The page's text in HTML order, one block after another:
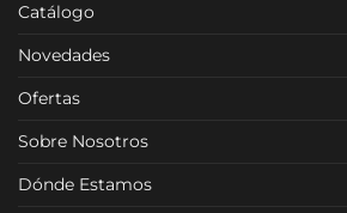
Catálogo
Novedades
Ofertas
Sobre Nosotros
Dónde Estamos